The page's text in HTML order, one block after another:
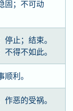
固；不可动
止；结束。
得不如此。
利。
恶的受祸。